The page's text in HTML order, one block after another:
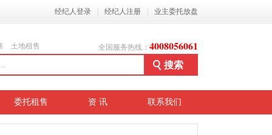
经纪人登录 经纪人注册 业主委托放盘
土地租售 全国服务热线： 4008056061
委托租售 资 讯 联系我们